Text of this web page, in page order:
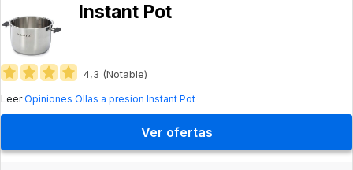
Instant Pot
4,3 (Notable)
LeerOpiniones Ollas a presion Instant Pot
Ver ofertas